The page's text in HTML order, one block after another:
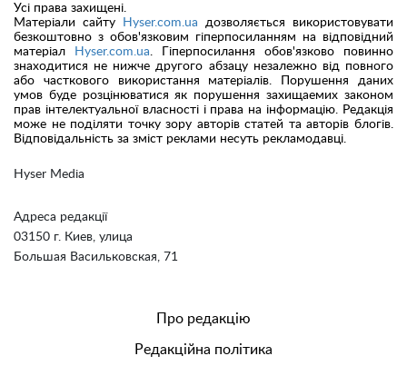
Hyser Media
Адреса редакції
03150 г. Киев, улица
Большая Васильковская, 71
Усі права захищені.
Матеріали сайту
Hyser.com.ua дозволяється використовувати
безкоштовно з обов'язковим гіперпосиланням на відповідний
матеріал
Hyser.com.ua. Гіперпосилання обов'язково повинно
знаходитися не нижче другого абзацу незалежно від повного
або часткового використання матеріалів. Порушення даних
умов буде розцінюватися як порушення захищаемих законом
прав інтелектуальної власності і права на інформацію. Редакція
може не поділяти точку зору авторів статей та авторів блогів.
Відповідальність за зміст реклами несуть рекламодавці.
Про редакцію
Редакційна політика